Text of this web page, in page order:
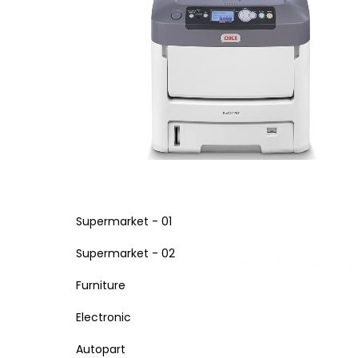
Supermarket - 01
Supermarket - 02
Furniture
Electronic
Autopart